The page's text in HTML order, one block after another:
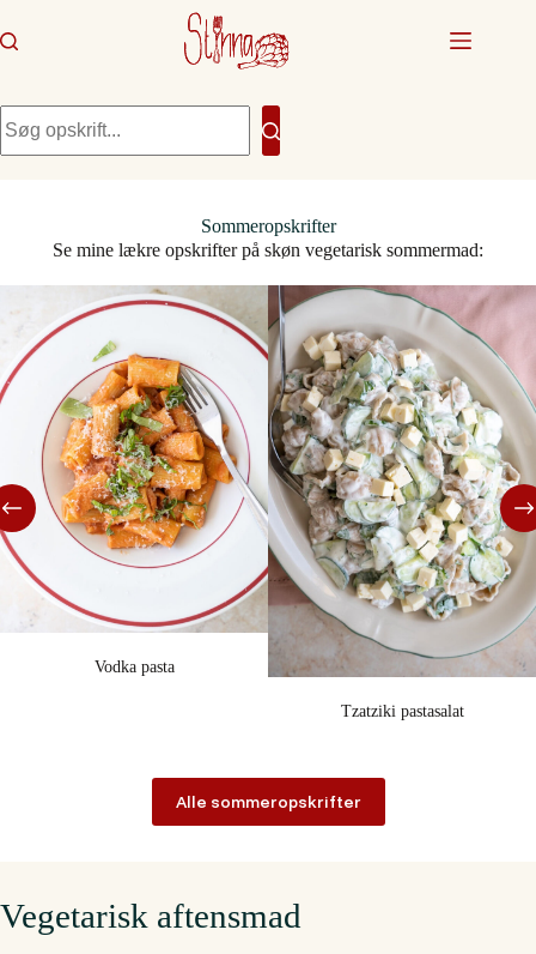
til
indhold
Sommeropskrifter
Se mine lækre opskrifter på skøn vegetarisk sommermad:
Vodka pasta
Tzatziki pastasalat
Alle sommeropskrifter
Vegetarisk aftensmad